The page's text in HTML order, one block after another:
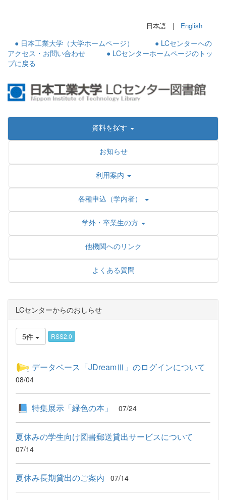
日本語 | English
● 日本工業大学（大学ホームページ）
● LCセンターへの
アクセス・お問い合わせ
● LCセンターホームページのトッ
プに戻る
資料を探す
お知らせ
利用案内
各種申込（学内者）
学外・卒業生の方
他機関へのリンク
よくある質問
LCセンターからのおしらせ
5件 RSS2.0
データベース「JDreamⅢ」のログインについて
08/04
特集展示「緑色の本」 07/24
夏休みの学生向け図書郵送貸出サービスについて
07/14
夏休み長期貸出のご案内 07/14